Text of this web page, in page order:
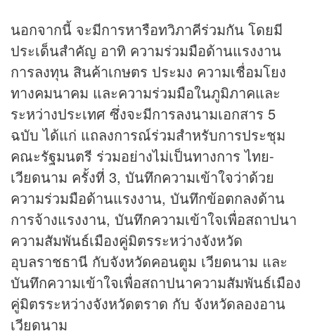
นอกจากนี้ จะมีการหารือทวิภาคีร่วมกัน โดยมี
ประเด็นสำคัญ อาทิ ความร่วมมือด้านแรงงาน
การลงทุน สินค้าเกษตร ประมง ความเชื่อมโยง
ทางคมนาคม และความร่วมมือในภูมิภาคและ
ระหว่างประเทศ ซึ่งจะมีการลงนามเอกสาร 5
ฉบับ ได้แก่ แถลงการณ์ร่วมสำหรับการประชุม
คณะรัฐมนตรี ร่วมอย่างไม่เป็นทางการ ไทย-
เวียดนาม ครั้งที่ 3, บันทึกความเข้าใจว่าด้วย
ความร่วมมือด้านแรงงาน, บันทึกข้อตกลงด้าน
การจ้างแรงงาน, บันทึกความเข้าใจเพื่อสถาปนา
ความสัมพันธ์เมืองคู่มิตรระหว่างจังหวัด
อุบลราชธานี กับจังหวัดคอนตูม เวียดนาม และ
บันทึกความเข้าใจเพื่อสถาปนาความสัมพันธ์เมือง
คู่มิตรระหว่างจังหวัดตราด กับ จังหวัดลองอาน
เวียดนาม